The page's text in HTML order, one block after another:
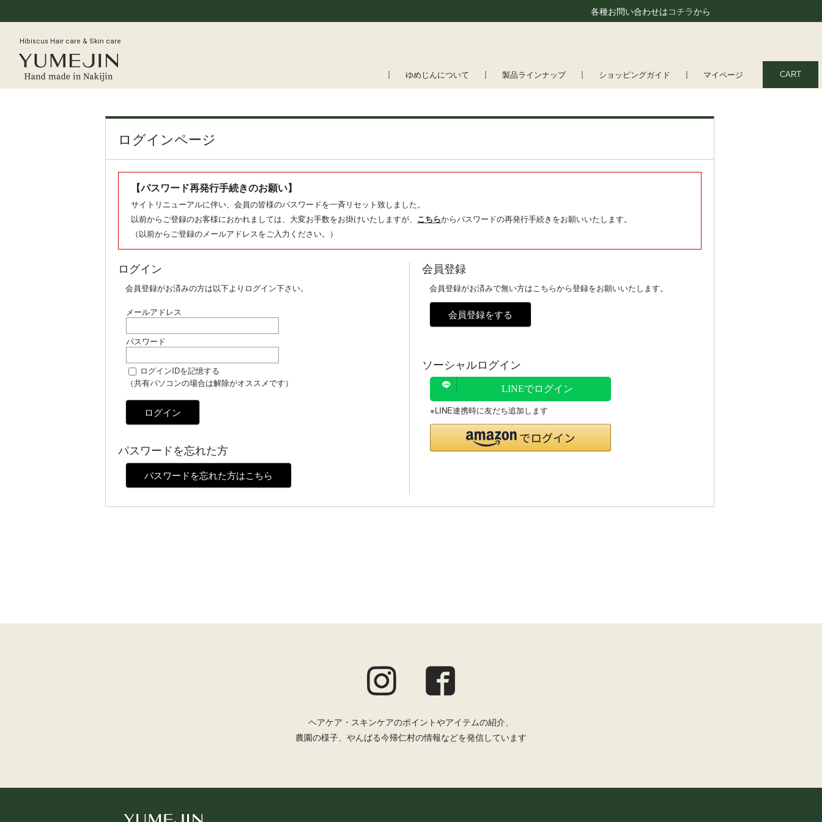
各種お問い合わせはコチラから
Hibiscus Hair care & Skin care
ゆめじんについて 製品ラインナップ ショッピングガイド マイページ CART
ログインページ
【パスワード再発行手続きのお願い】
サイトリニューアルに伴い、会員の皆様のパスワードを一斉リセット致しました。
以前からご登録のお客様におかれましては、大変お手数をお掛けいたしますが、 こちらからパスワードの再発行手続きをお願いいたします。
（以前からご登録のメールアドレスをご入力ください。）
ログイン
会員登録がお済みの方は以下よりログイン下さい。
メールアドレス
パスワード
ログインIDを記憶する
（共有パソコンの場合は解除がオススメです）
ログイン
パスワードを忘れた方
パスワードを忘れた方はこちら
会員登録
会員登録がお済みで無い方はこちらから登録をお願いいたします。
会員登録をする
ソーシャルログイン
LINEでログイン
※LINE連携時に友だち追加します
ヘアケア・スキンケアのポイントやアイテムの紹介、
農園の様子、やんばる今帰仁村の情報などを発信しています